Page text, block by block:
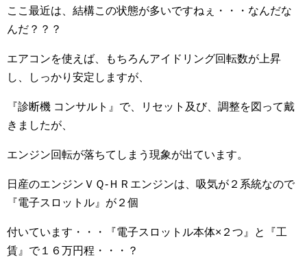
ここ最近は、結構この状態が多いですねぇ・・・なんだな
んだ？？？
エアコンを使えば、もちろんアイドリング回転数が上昇
し、しっかり安定しますが、
『診断機 コンサルト』で、リセット及び、調整を図って戴
きましたが、
エンジン回転が落ちてしまう現象が出ています。
日産のエンジンＶＱ-ＨＲエンジンは、吸気が２系統なので
『電子スロットル』が２個
付いています・・・『電子スロットル本体×２つ』と『工
賃』で１６万円程・・・？